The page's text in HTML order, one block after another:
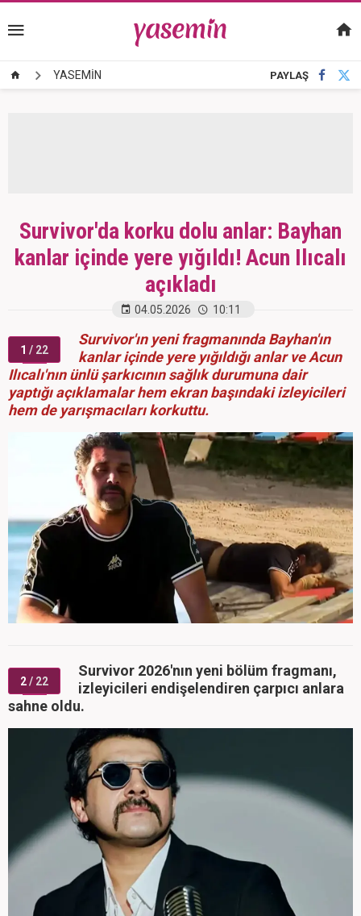
YASEMİN PAYLAŞ
Survivor'da korku dolu anlar: Bayhan
kanlar içinde yere yığıldı! Acun Ilıcalı
açıkladı
04.05.2026 10:11
1 / 22
Survivor'ın yeni fragmanında Bayhan'ın
kanlar içinde yere yığıldığı anlar ve Acun
Ilıcalı'nın ünlü şarkıcının sağlık durumuna dair
yaptığı açıklamalar hem ekran başındaki izleyicileri
hem de yarışmacıları korkuttu.
2/ 22
Survivor 2026'nın yeni bölüm fragmanı,
izleyicileri endişelendiren çarpıcı anlara
sahne oldu.